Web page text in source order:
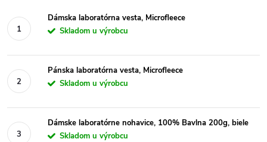
Dámska laboratórna vesta, Microfleece
Skladom u výrobcu
Pánska laboratórna vesta, Microfleece
Skladom u výrobcu
Dámske laboratórne nohavice, 100% Bavlna 200g, biele
Skladom u výrobcu